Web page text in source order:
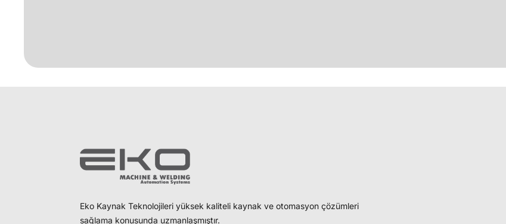
Eko Kaynak Teknolojileri yüksek kaliteli kaynak ve otomasyon çözümleri
sağlama konusunda uzmanlaşmıştır.